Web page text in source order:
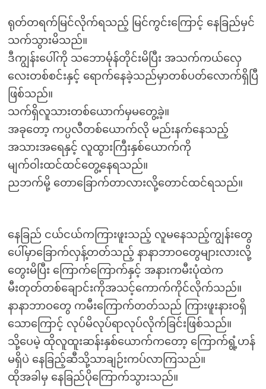
ရုတ်တရက်မြင်လိုက်ရသည့် မြင်ကွင်းကြောင့် နေခြည်မှင်
သက်သွားမိသည်။
ဒီကျွန်းပေါ်ကို သဘောင်္မုန်တိုင်းမိပြီး အသက်ကယ်လှေ
လေးတစ်စင်းနှင့် ရောက်နေခဲ့သည်မှာတစ်ပတ်လောက်ရှိပြီ
ဖြစ်သည်။
သက်ရှိလူသားတစ်ယောက်မှမတွေ့ခဲ့။
အခုတော့ ကပ္ပလီတစ်ယောက်လို မည်းနက်နေသည့်
အသားအရေနှင့် လူထွားကြီးနှစ်ယောက်ကို
မျက်ဝါးထင်ထင်တွေ့နေရသည်။
ညဘက်မို့ တောခြောက်တာလားလို့တောင်ထင်ရသည်။
နေခြည် ငယ်ငယ်ကကြားဖူးသည့် လူမနေသည့်ကျွန်းတွေ
ပေါ်မှာခြောက်လှန့်တတ်သည့် နာနာဘာဝတွေများလားလို့
တွေးမိပြီး ကြောက်ကြောက်နှင့် အနားကမီးပုံထဲက
မီးတုတ်တစ်ချောင်းကိုအသင့်ကောက်ကိုင်လိုက်သည်။
နာနာဘာဝတွေ ကမီးကြောက်တတ်သည် ကြားဖူးနားဝရှိ
သောကြောင့် လုပ်မိလုပ်ရာလုပ်လိုက်ခြင်းဖြစ်သည်။
သို့ပေမဲ့ ထိုလူထူးဆန်းနှစ်ယောက်ကတော့ ကြောက်ရွံ့ဟန်
မရှိပဲ နေခြည့်ဆီသို့သာချဉ်းကပ်လာကြသည်။
ထိုအခါမှ နေခြည်ပိုကြောက်သွားသည်။